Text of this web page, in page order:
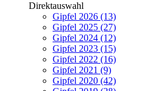
Direktauswahl
Gipfel 2026 (13)
Gipfel 2025 (27)
Gipfel 2024 (12)
Gipfel 2023 (15)
Gipfel 2022 (16)
Gipfel 2021 (9)
Gipfel 2020 (42)